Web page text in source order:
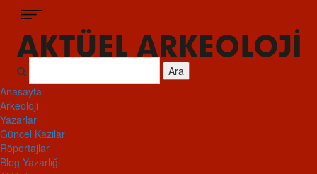
Ara
Anasayfa
Arkeoloji
Yazarlar
Güncel Kazılar
Röportajlar
Blog Yazarlığı